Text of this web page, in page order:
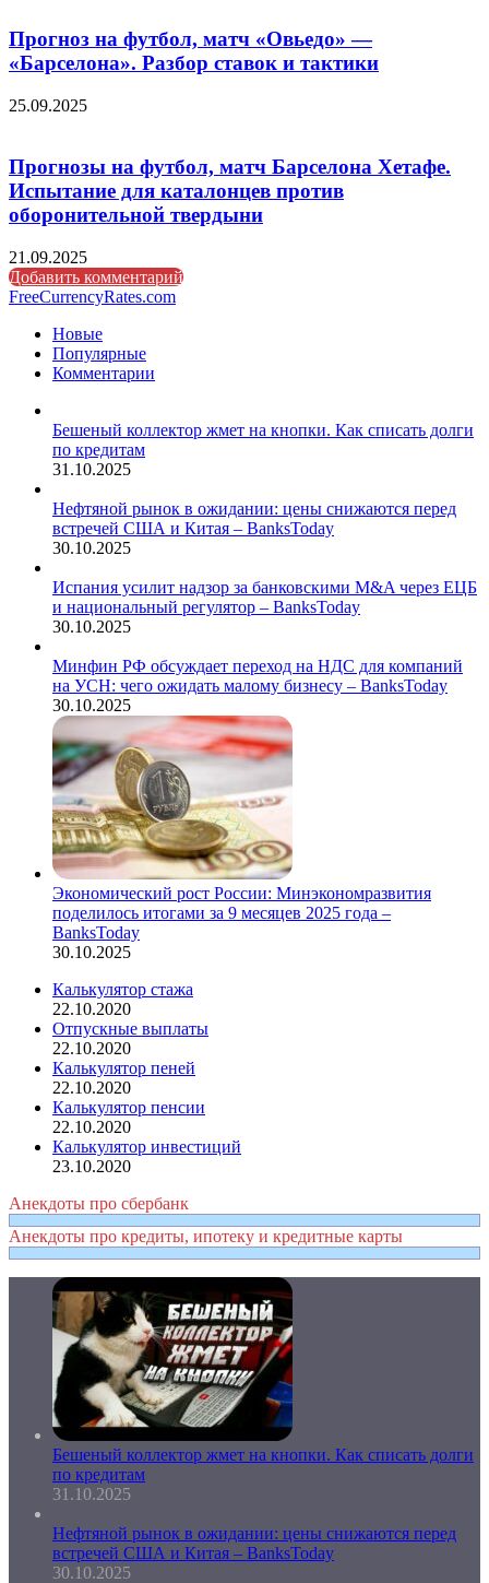
Прогноз на футбол, матч «Овьедо» —
«Барселона». Разбор ставок и тактики
25.09.2025
Прогнозы на футбол, матч Барселона Хетафе.
Испытание для каталонцев против
оборонительной твердыни
21.09.2025
Добавить комментарий
FreeCurrencyRates.com
Новые
Популярные
Комментарии
Бешеный коллектор жмет на кнопки. Как списать долги
по кредитам
31.10.2025
Нефтяной рынок в ожидании: цены снижаются перед
встречей США и Китая – BanksToday
30.10.2025
Испания усилит надзор за банковскими M&A через ЕЦБ
и национальный регулятор – BanksToday
30.10.2025
Минфин РФ обсуждает переход на НДС для компаний
на УСН: чего ожидать малому бизнесу – BanksToday
30.10.2025
Экономический рост России: Минэкономразвития
поделилось итогами за 9 месяцев 2025 года –
BanksToday
30.10.2025
Калькулятор стажа
22.10.2020
Отпускные выплаты
22.10.2020
Калькулятор пеней
22.10.2020
Калькулятор пенсии
22.10.2020
Калькулятор инвестиций
23.10.2020
Анекдоты про сбербанк
Анекдоты про кредиты, ипотеку и кредитные карты
Бешеный коллектор жмет на кнопки. Как списать долги
по кредитам
31.10.2025
Нефтяной рынок в ожидании: цены снижаются перед
встречей США и Китая – BanksToday
30.10.2025